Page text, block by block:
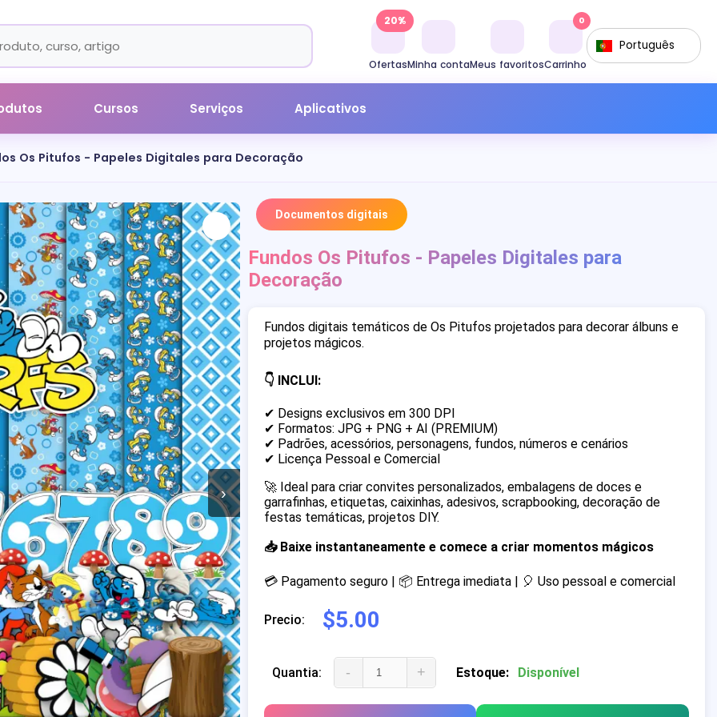
Ofertas
20%
Minha contaMeus favoritosCarrinho
0
Português
Cursos Serviços Aplicativos
Os Pitufos - Papeles Digitales para Decoração
›
Documentos digitais
Fundos Os Pitufos - Papeles Digitales para
Decoração
Fundos digitais temáticos de Os Pitufos projetados para decorar álbuns e
projetos mágicos.
👇 INCLUI:
✔ Designs exclusivos em 300 DPI
✔ Formatos: JPG + PNG + AI (PREMIUM)
✔ Padrões, acessórios, personagens, fundos, números e cenários
✔ Licença Pessoal e Comercial
🚀 Ideal para criar convites personalizados, embalagens de doces e
garrafinhas, etiquetas, caixinhas, adesivos, scrapbooking, decoração de
festas temáticas, projetos DIY.
📥 Baixe instantaneamente e comece a criar momentos mágicos
💳 Pagamento seguro | 📦 Entrega imediata | 🎈 Uso pessoal e comercial
Precio: $5.00
Quantia: - + Estoque: Disponível